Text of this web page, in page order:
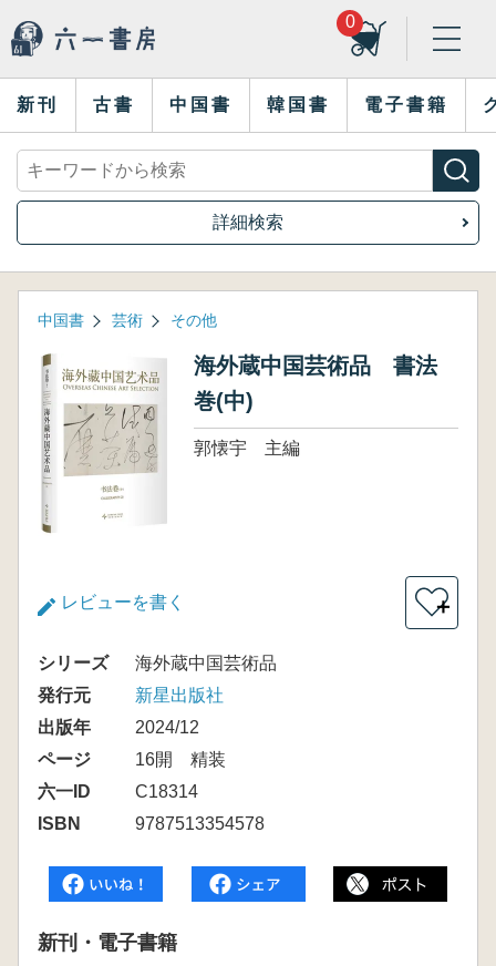
0
新刊 古書 中国書 韓国書 電子書籍
詳細検索
中国書 芸術 その他
海外蔵中国芸術品 書法
巻(中)
郭懐宇 主編
レビューを書く ＋
シリーズ
海外蔵中国芸術品
発行元
新星出版社
出版年
2024/12
ページ
16開 精装
六一ID
C18314
ISBN
9787513354578
新刊・電子書籍